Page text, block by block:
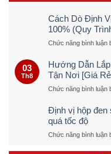
Cách Dò Định
100% (Quy
Chức năng bình luận
03
Th8
Hướng Dẫn
Tận Nơi [Giá
Chức năng bình luận
Định vị hộp đen
quá tốc độ
Chức năng bình luận